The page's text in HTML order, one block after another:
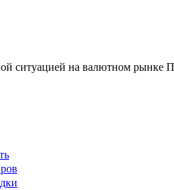
ситуацией на валютном